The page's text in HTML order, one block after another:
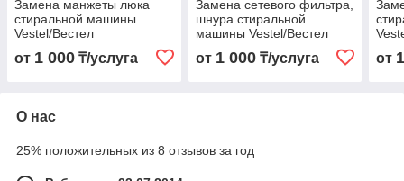
Замена манжеты люка
стиральной машины
Vestel/Вестел
от 1 000 ₸/услуга
Замена сетевого фильтра,
шнура стиральной
машины Vestel/Вестел
от 1 000₸/услуга от
О нас
25% положительных из 8 отзывов за год